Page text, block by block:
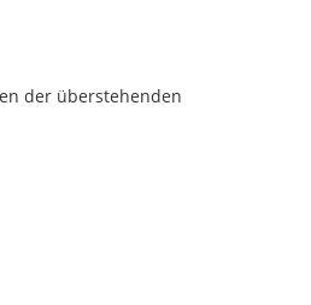
der überstehenden